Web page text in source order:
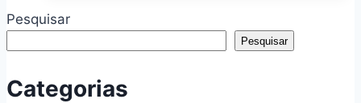
Cosméticos
Porta
Pesquisar
Pesquisar
Categorias